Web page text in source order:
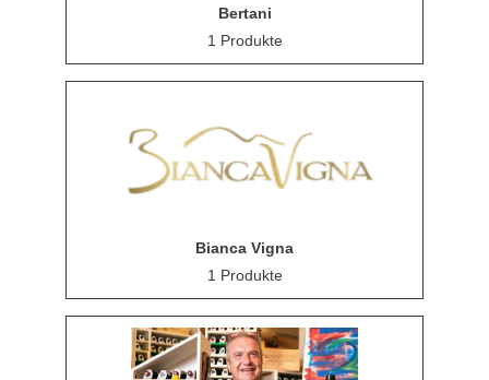
Bertani
1 Produkte
Bianca Vigna
1 Produkte